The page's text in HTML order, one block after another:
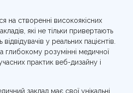
на створенні високоякісних
які не тільки привертають
у реальних пацієнтів.
глибокому розумінні медичної
практик веб-дизайну і
заклад має свої унікальні